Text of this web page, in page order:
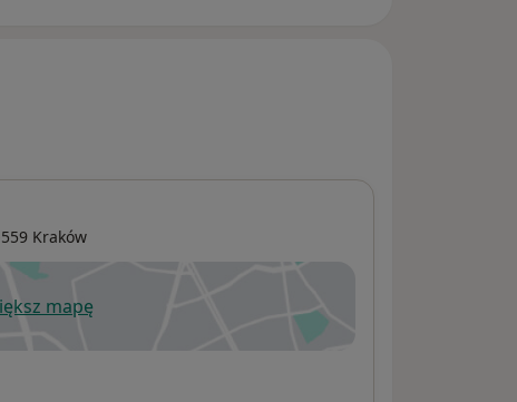
Kraków
mapę
otwiera się w nowej karcie